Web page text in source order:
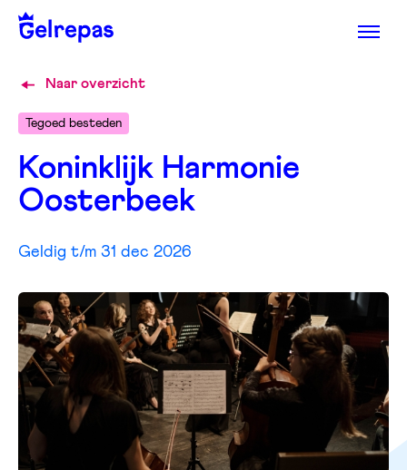
Naar overzicht
Tegoed besteden
Koninklijk Harmonie
Oosterbeek
Geldig t/m 31 dec 2026